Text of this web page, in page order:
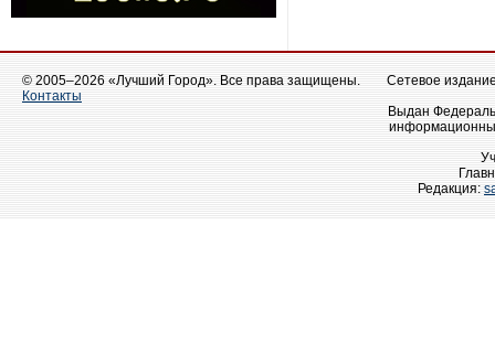
© 2005–2026 «Лучший Город». Все права защищены.
Контакты
Сетевое
Выдан
Редакция: